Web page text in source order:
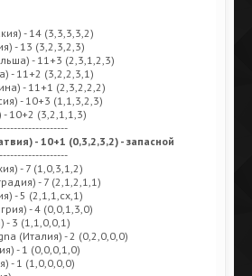
- 14 (3,3,3,3,2)
- 13 (3,2,3,2,3)
- 11+3 (2,3,1,2,3)
- 11+2 (3,2,2,3,1)
- 11+1 (2,3,2,2,2)
- 10+3 (1,1,3,2,3)
10+2 (3,2,1,1,3)
- 10+1 (0,3,2,3,2) - запасной
- 7 (1,0,3,1,2)
- 7 (2,1,2,1,1)
- 5 (2,1,1,сх,1)
- 4 (0,0,1,3,0)
- 3 (1,1,0,0,1)
(Италия) - 2 (0,2,0,0,0)
- 1 (0,0,0,1,0)
- 1 (1,0,0,0,0)